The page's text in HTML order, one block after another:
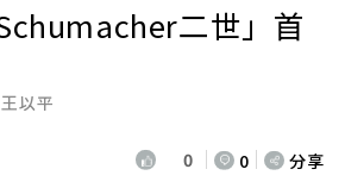
二世」首
王以平
0 0 分享